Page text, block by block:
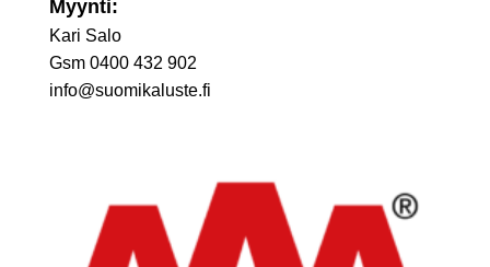
Myynti:
Kari Salo
Gsm 0400 432 902
info@suomikaluste.fi